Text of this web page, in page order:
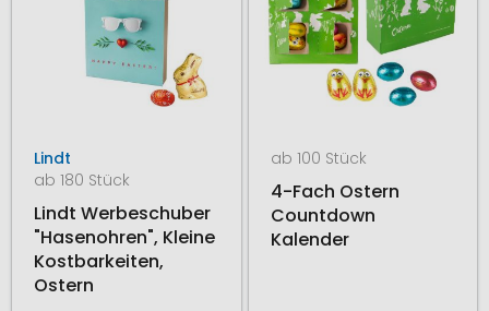
Lindt
ab 180 Stück
Lindt Werbeschuber
"Hasenohren", Kleine
Kostbarkeiten,
Ostern
ab 100 Stück
4-Fach Ostern
Countdown
Kalender